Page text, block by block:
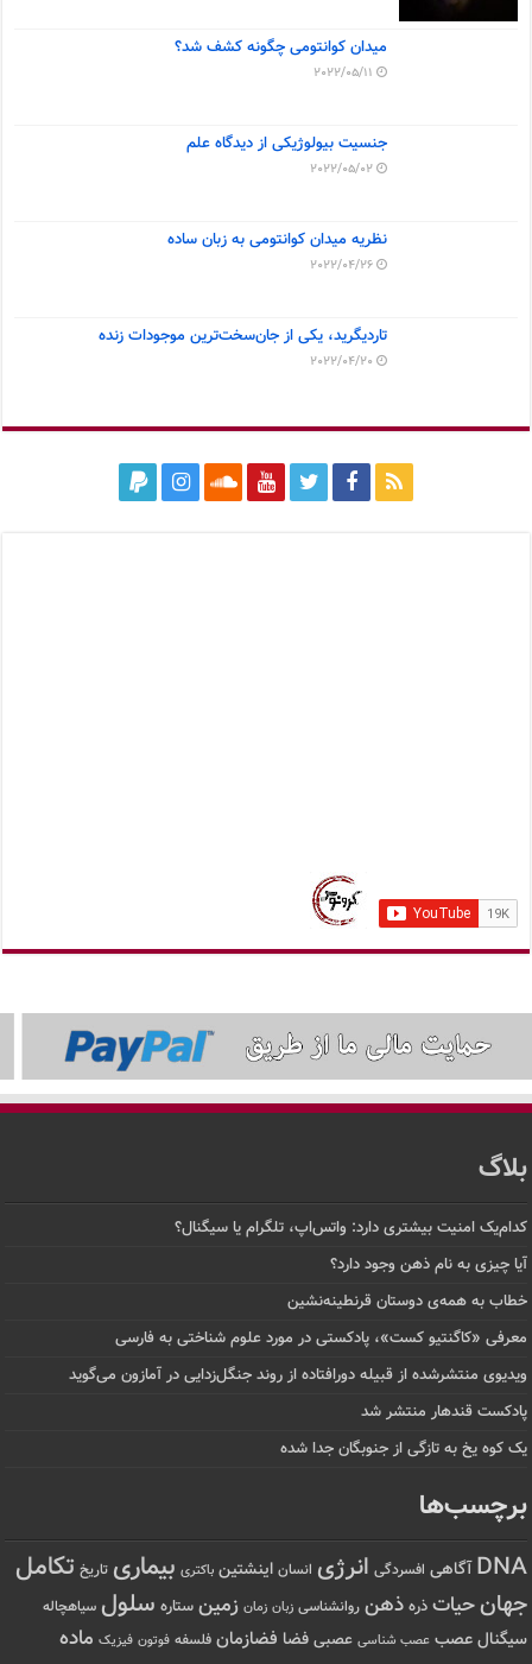
میدان کوانتومی چگونه کشف شد؟
2022/05/11
جنسیت بیولوژیکی از دیدگاه علم
2022/05/02
نظریه میدان کوانتومی به زبان ساده
2022/04/26
تاردیگرید، یکی از جان‌سخت‌ترین موجودات زنده
2022/04/20
بلاگ
کدام‌یک امنیت بیشتری دارد: واتس‌اپ، تلگرام یا سیگنال؟
آیا چیزی به نام ذهن وجود دارد؟
خطاب به همه‌ی دوستان قرنطینه‌نشین
معرفی «کاگنتیو کست»، پادکستی در مورد علوم شناختی به فارسی
ویدیوی منتشرشده از قبیله دورافتاده‌ از روند جنگل‌زدایی در آمازون می‌گوید
پادکست قندهار منتشر شد
یک کوه یخ به تازگی از جنوبگان جدا شده
برچسب‌ها
DNA آگاهی افسردگی انرژی انسان اینشتین باکتری بیماری تاریخ تکامل
جهانحیات ذره ذهن روانشناسی زبان زمان زمین ستاره سلول سیاهچاله
سیگنال عصب عصب شناسی عصبی فضا فضازمان فلسفه فوتون فیزیک ماده